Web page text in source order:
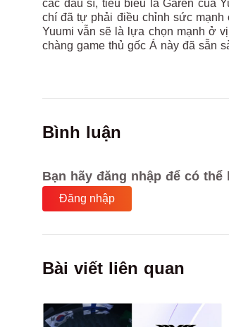
các đấu sĩ, tiêu biểu là Garen của
chí đã tự phải điều chỉnh sức mạnh
Yuumi vẫn sẽ là lựa chọn mạnh ở
chàng game thủ gốc Á này đã sẵn
Bình luận
Bạn hãy đăng nhập để có thể
Đăng nhập
Bài viết liên quan